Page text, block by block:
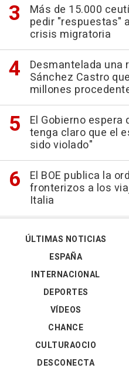
Más de 15.000
pedir "respuestas"
crisis migratoria
Desmantelada una
Sánchez Castro
millones
El Gobierno
tenga claro que el
sido violado"
El BOE publica la
fronterizos a los
Italia
ÚLTIMAS NOTICIAS
ESPAÑA
INTERNACIONAL
DEPORTES
VÍDEOS
CHANCE
CULTURAOCIO
DESCONECTA